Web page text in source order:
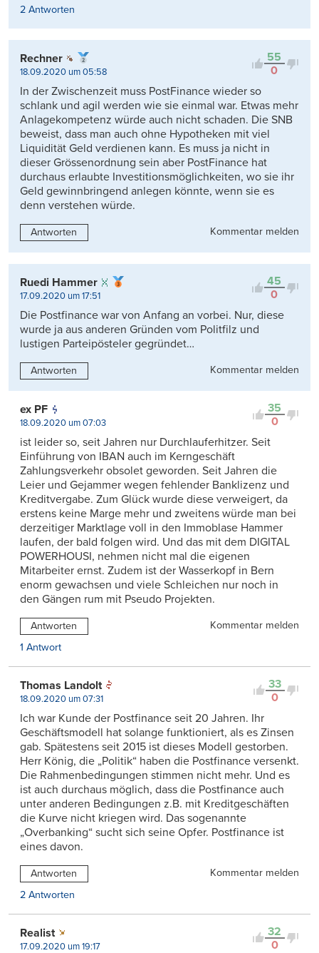
2 Antworten
55
0
Rechner
18.09.2020 um 05:58
In der Zwischenzeit muss PostFinance wieder so
schlank und agil werden wie sie einmal war. Etwas mehr
Anlagekompetenz würde auch nicht schaden. Die SNB
beweist, dass man auch ohne Hypotheken mit viel
Liquidität Geld verdienen kann. Es muss ja nicht in
dieser Grössenordnung sein aber PostFinance hat
durchaus erlaubte Investitionsmöglichkeiten, wo sie ihr
Geld gewinnbringend anlegen könnte, wenn sie es
denn verstehen würde.
Antworten Kommentar melden
45
0
Ruedi Hammer
17.09.2020 um 17:51
Die Postfinance war von Anfang an vorbei. Nur, diese
wurde ja aus anderen Gründen vom Politfilz und
lustigen Parteipösteler gegründet…
Antworten Kommentar melden
35
0
ex PF
18.09.2020 um 07:03
ist leider so, seit Jahren nur Durchlauferhitzer. Seit
Einführung von IBAN auch im Kerngeschäft
Zahlungsverkehr obsolet geworden. Seit Jahren die
Leier und Gejammer wegen fehlender Banklizenz und
Kreditvergabe. Zum Glück wurde diese verweigert, da
erstens keine Marge mehr und zweitens würde man bei
derzeitiger Marktlage voll in den Immoblase Hammer
laufen, der bald folgen wird. Und das mit dem DIGITAL
POWERHOUSI, nehmen nicht mal die eigenen
Mitarbeiter ernst. Zudem ist der Wasserkopf in Bern
enorm gewachsen und viele Schleichen nur noch in
den Gängen rum mit Pseudo Projekten.
Antworten
Kommentar melden
1 Antwort
33
0
Thomas Landolt
18.09.2020 um 07:31
Ich war Kunde der Postfinance seit 20 Jahren. Ihr
Geschäftsmodell hat solange funktioniert, als es Zinsen
gab. Spätestens seit 2015 ist dieses Modell gestorben.
Herr König, die „Politik“ haben die Postfinance versenkt.
Die Rahmenbedingungen stimmen nicht mehr. Und es
ist auch durchaus möglich, dass die Postfinance auch
unter anderen Bedingungen z.B. mit Kreditgeschäften
die Kurve nicht kriegen wird. Das sogenannte
„Overbanking“ sucht sich seine Opfer. Postfinance ist
eines davon.
Antworten
Kommentar melden
2 Antworten
32
0
Realist
17.09.2020 um 19:17